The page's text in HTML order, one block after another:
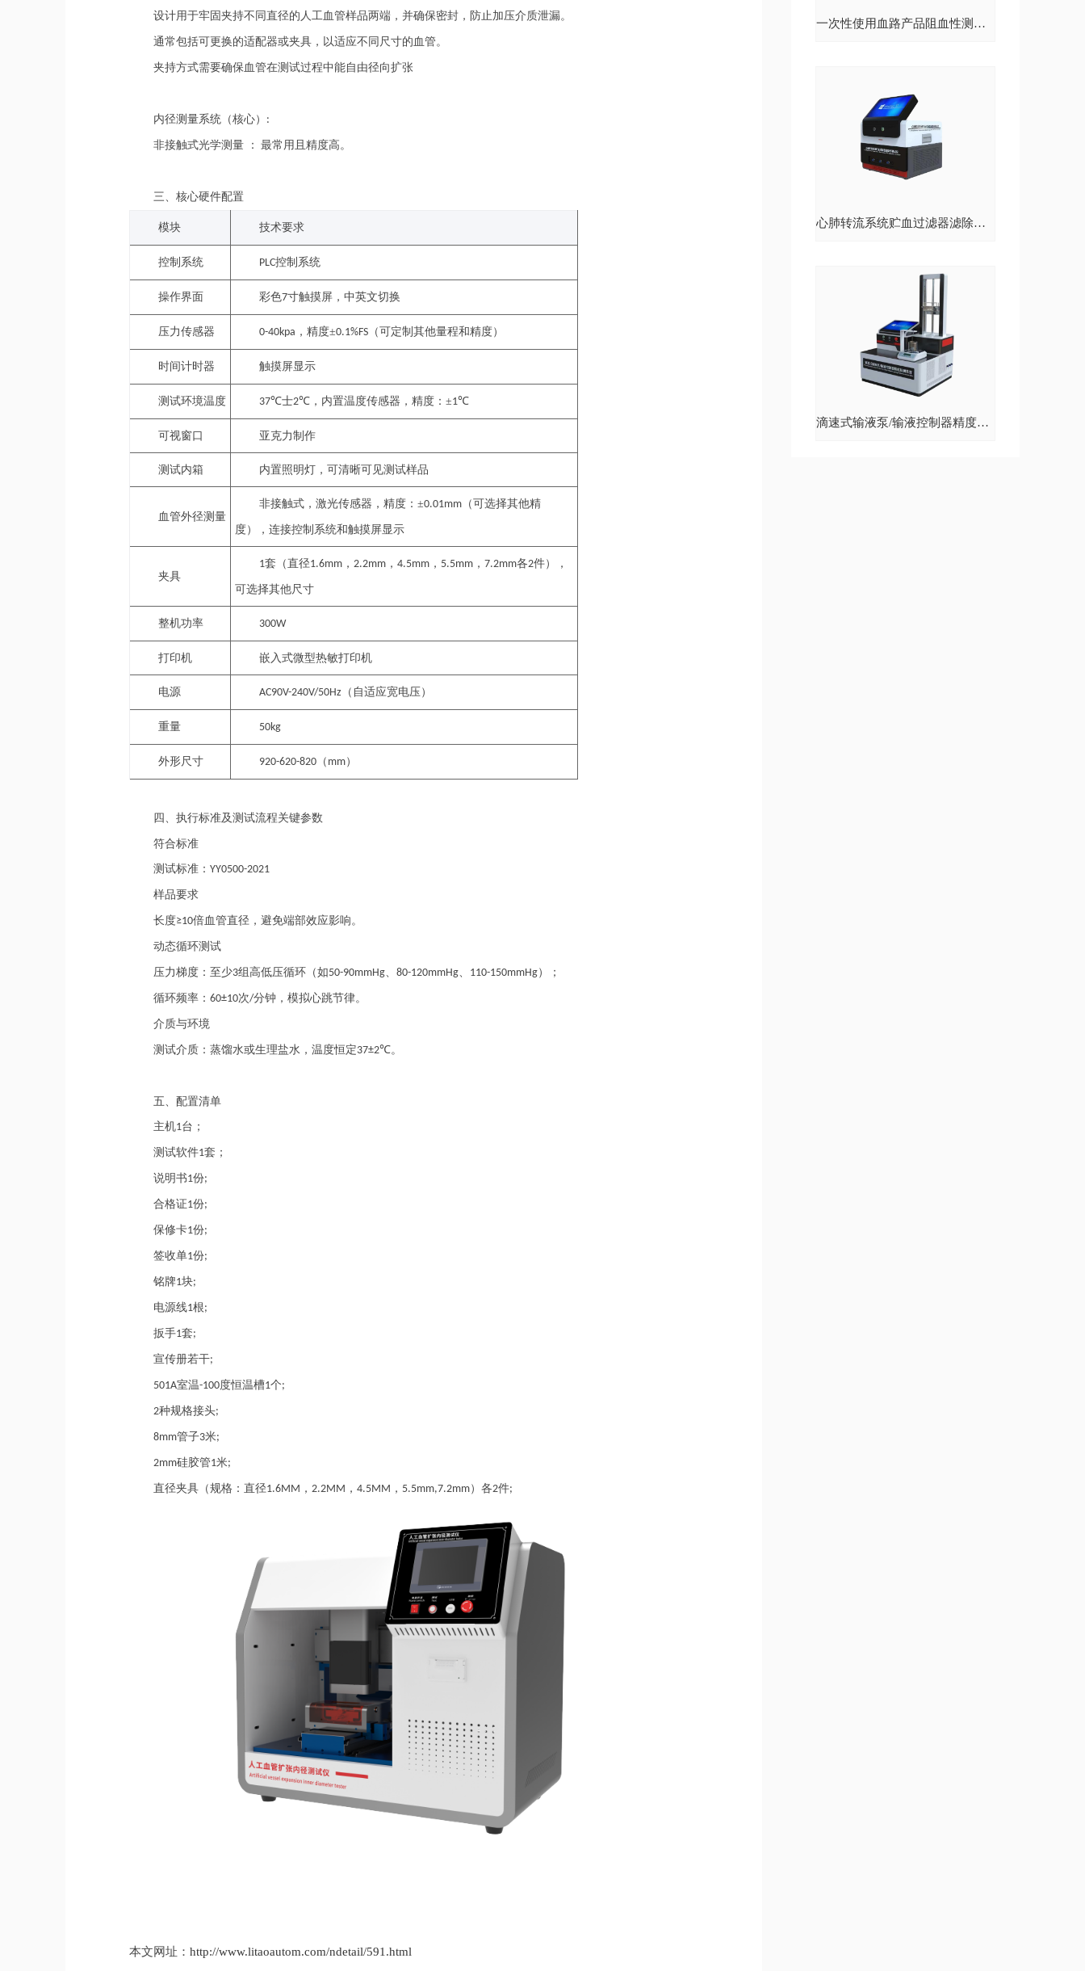
设计用于牢固夹持不同直径的人工血管样品两端，并确保密封，防止加压介质泄漏。
通常包括可更换的适配器或夹具，以适应不同尺寸的血管。
夹持方式需要确保血管在测试过程中能自由径向扩张
内径测量系统（核心） :‌
非接触式光学测量 ： 最常用且精度高。
三、核心硬件配置
模块 技术要求
控制系统 PLC控制系统
操作界面 彩色7寸触摸屏，中英文切换
压力传感器 0-40kpa ， 精度±0.1%FS（可定制其他量程和精度）
时间计时器 触摸屏显示
测试环境温度 37℃士2℃，内置温度传感器，精度：±1℃
可视窗口 亚克力制作
测试内箱 内置照明灯，可清晰可见测试样品
血管外径测量
非接触式，激光传感器， 精度： ±0.01mm（可选择其他精
度），连接控制系统和触摸屏显示
夹具
1套 （直径1.6mm， 2.2mm， 4.5mm， 5.5mm， 7.2mm各2件） ，
可选择其他尺寸
整机功率 300W
打印机 嵌入式微型热敏打印机
电源 AC90V-240V/50Hz （自适应宽电压）
重量 50kg
外形尺寸 920-620-820（ mm）
四、执行标准及测试流程关键参数
符合标准
测试标准： YY0500-2021
样品要求
长度≥10倍血管直径，避免端部效应影响。
动态循环测试
压力梯度：至少3组高低压循环（如50-90mmHg、 80-120mmHg、 110-150mmHg） ；
循环频率： 60±10次/分钟，模拟心跳节律。
介质与环境
测试介质：蒸馏水或生理盐水，温度恒定37±2℃‌。
五、 配置清单
主机1台；
测试软件1套；
说明书1份;
合格证1份;
保修卡1份;
签收单1份;
铭牌1块;
电源线1根;
扳手1套;
宣传册若干;
501A室温-100度恒温槽1个;
2种规格接头;
8mm管子3米;
2mm硅胶管1米;
直径夹具（规格：直径1.6MM ， 2.2MM ， 4.5MM ， 5.5mm,7.2mm） 各2件;
本文网址： http://www.litaoautom.com/ndetail/591.html
一次性使用血路产品阻血性测试仪
心肺转流系统贮血过滤器滤除率测试仪
滴速式输液泵/输液控制器精度检测装置